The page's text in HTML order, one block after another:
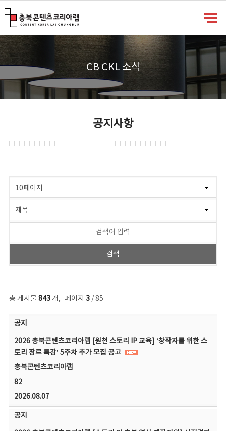
CB CKL 소식
공지사항
총 게시물 843개, 페이지 3/ 85
공지사항 목록 - 번호, 제목, 작성자, 파일, 조회수, 작성일 정보 제공
공지
2026 충북콘텐츠코리아랩 [원천 스토리 IP 교육] ‘창작자를 위한 스
토리 장르 특강’ 5주차 추가 모집 공고
충북콘텐츠코리아랩
82
2026.08.07
공지